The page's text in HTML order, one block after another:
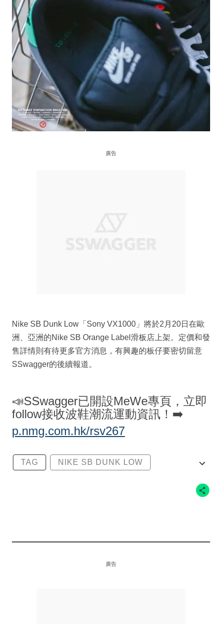
廣告
Nike SB Dunk Low「Sony VX1000」將於2月20日在歐
洲、亞洲的Nike SB Orange Label滑板店上架。定價和發
售詳情則有待更多官方消息，有興趣的板仔要密切留意
SSwagger的後續報道。
📣SSwagger已開設MeWe專頁，立即
follow接收波鞋潮流運動資訊！➡️
p.nmg.com.hk/rsv267
TAG NIKE SB DUNK LOW
廣告